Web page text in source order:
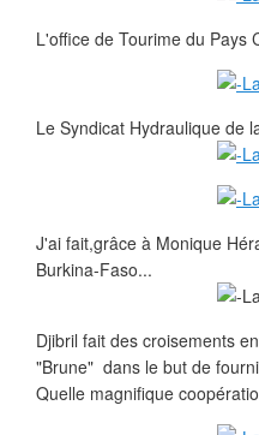
L'office de Tourime du Pays
Le Syndicat Hydraulique de
J'ai fait,grâce à Monique
Burkina-Faso...
Djibril fait des croisements
"Brune" dans le but de
Quelle magnifique